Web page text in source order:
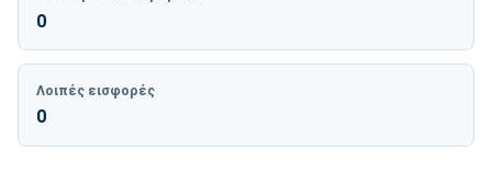
0
Λοιπές εισφορές
0